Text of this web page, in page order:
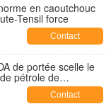
en caoutchouc
Tensil force
Contact
de portée scelle le
pétrole de
Contact